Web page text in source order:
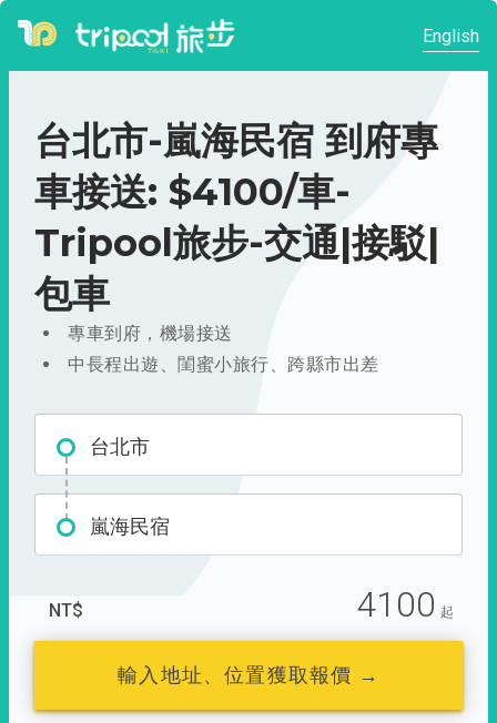
English
台北市-嵐海民宿 到府專
車接送: $4100/車-
Tripool旅步-交通|接駁|
包車
專車到府，機場接送
中長程出遊、閨蜜小旅行、跨縣市出差
台北市
嵐海民宿
NT$ 4100 起
輸入地址、位置獲取報價 →